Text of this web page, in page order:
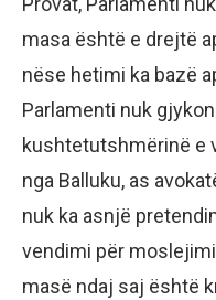
masa është e drejtë
nëse hetimi ka bazë
Parlamenti nuk
kushtetutshmërinë e
nga Balluku, as
nuk ka asnjë
vendimi për
masë ndaj saj është